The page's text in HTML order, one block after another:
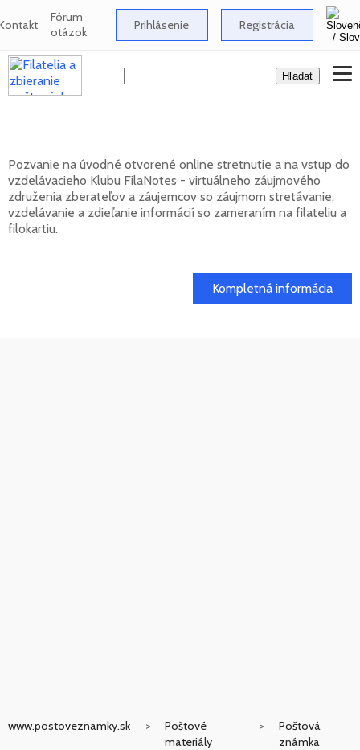
Fórum
otázok Prihlásenie Registrácia
Pozvanie na úvodné otvorené online stretnutie a na vstup do
vzdelávacieho Klubu FilaNotes - virtuálneho záujmového
združenia zberateľov a záujemcov so záujmom stretávanie,
vzdelávanie a zdieľanie informácií so zameraním na filateliu a
filokartiu.
Kompletná informácia
www.postoveznamky.sk
Poštové
materiály
Poštová
známka